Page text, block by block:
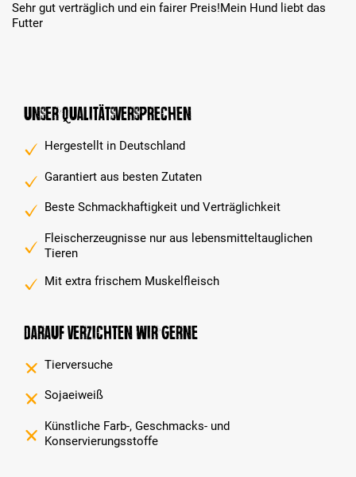
Sehr gut verträglich und ein fairer Preis!Mein Hund liebt das
Futter
Unser Qualitätsversprechen
Hergestellt in Deutschland
Garantiert aus besten Zutaten
Beste Schmackhaftigkeit und Verträglichkeit
Fleischerzeugnisse nur aus lebensmitteltauglichen
Tieren
Mit extra frischem Muskelfleisch
Darauf verzichten wir gerne
Tierversuche
Sojaeiweiß
Künstliche Farb-, Geschmacks- und
Konservierungsstoffe